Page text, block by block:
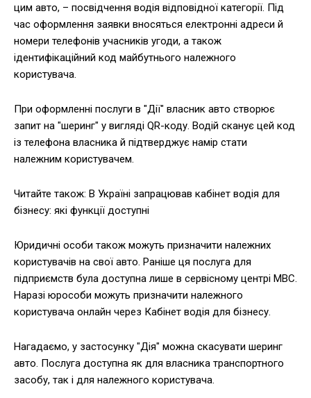
цим авто, – посвідчення водія відповідної категорії. Під
час оформлення заявки вносяться електронні адреси й
номери телефонів учасників угоди, а також
ідентифікаційний код майбутнього належного
користувача.
При оформленні послуги в "Дії" власник авто створює
запит на "шеринг" у вигляді QR-коду. Водій сканує цей код
із телефона власника й підтверджує намір стати
належним користувачем.
Читайте також: В Україні запрацював кабінет водія для
бізнесу: які функції доступні
Юридичні особи також можуть призначити належних
користувачів на свої авто. Раніше ця послуга для
підприємств була доступна лише в сервісному центрі МВС.
Наразі юрособи можуть призначити належного
користувача онлайн через Кабінет водія для бізнесу.
Нагадаємо, у застосунку "Дія" можна скасувати шеринг
авто. Послуга доступна як для власника транспортного
засобу, так і для належного користувача.